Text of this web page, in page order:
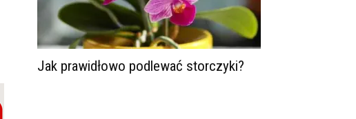
Jak prawidłowo podlewać storczyki?